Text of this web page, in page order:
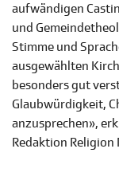
aufwändigen
und
Stimme und
ausgewählten
besonders gut
Glaubwürdigkeit,
anzusprechen»,
Redaktion Religion